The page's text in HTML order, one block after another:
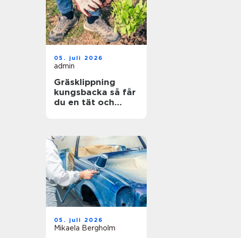
05. juli 2026
admin
Gräsklippning
kungsbacka så får
du en tät och
05. juli 2026
Mikaela Bergholm